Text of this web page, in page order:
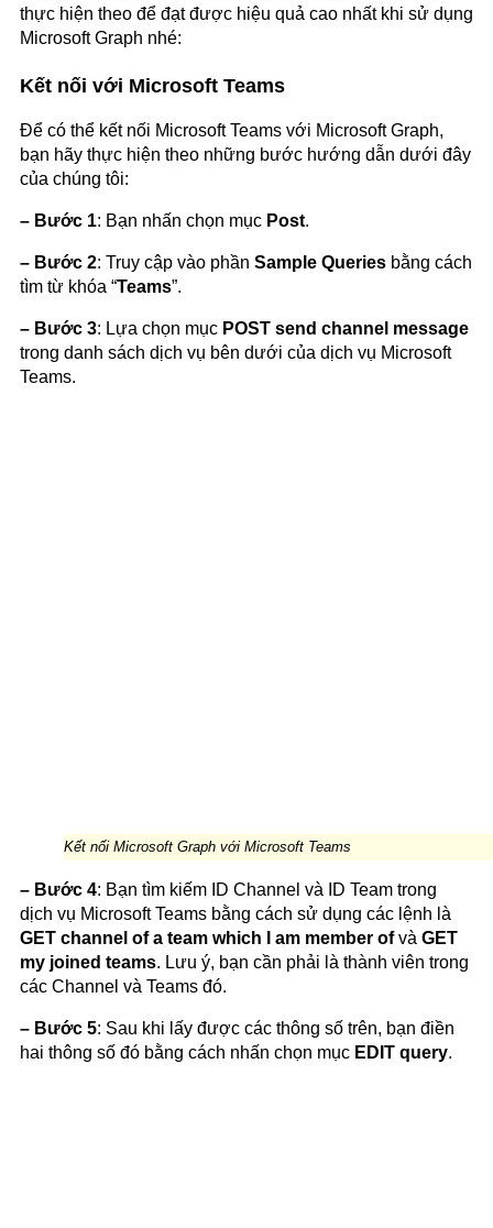
thực hiện theo để đạt được hiệu quả cao nhất khi sử dụng
Microsoft Graph nhé:
Kết nối với Microsoft Teams
Để có thể kết nối Microsoft Teams với Microsoft Graph,
bạn hãy thực hiện theo những bước hướng dẫn dưới đây
của chúng tôi:
– Bước 1: Bạn nhấn chọn mục Post.
– Bước 2: Truy cập vào phần Sample Queries bằng cách
tìm từ khóa “Teams”.
– Bước 3: Lựa chọn mục POST send channel message
trong danh sách dịch vụ bên dưới của dịch vụ Microsoft
Teams.
Kết nối Microsoft Graph với Microsoft Teams
– Bước 4: Bạn tìm kiếm ID Channel và ID Team trong
dịch vụ Microsoft Teams bằng cách sử dụng các lệnh là
GET channel of a team which I am member ofvà GET
my joined teams. Lưu ý, bạn cần phải là thành viên trong
các Channel và Teams đó.
– Bước 5: Sau khi lấy được các thông số trên, bạn điền
hai thông số đó bằng cách nhấn chọn mục EDIT query.